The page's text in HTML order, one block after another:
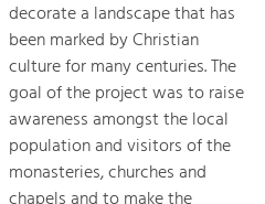
decorate a landscape that has
been marked by Christian
culture for many centuries. The
goal of the project was to raise
awareness amongst the local
population and visitors of the
monasteries, churches and